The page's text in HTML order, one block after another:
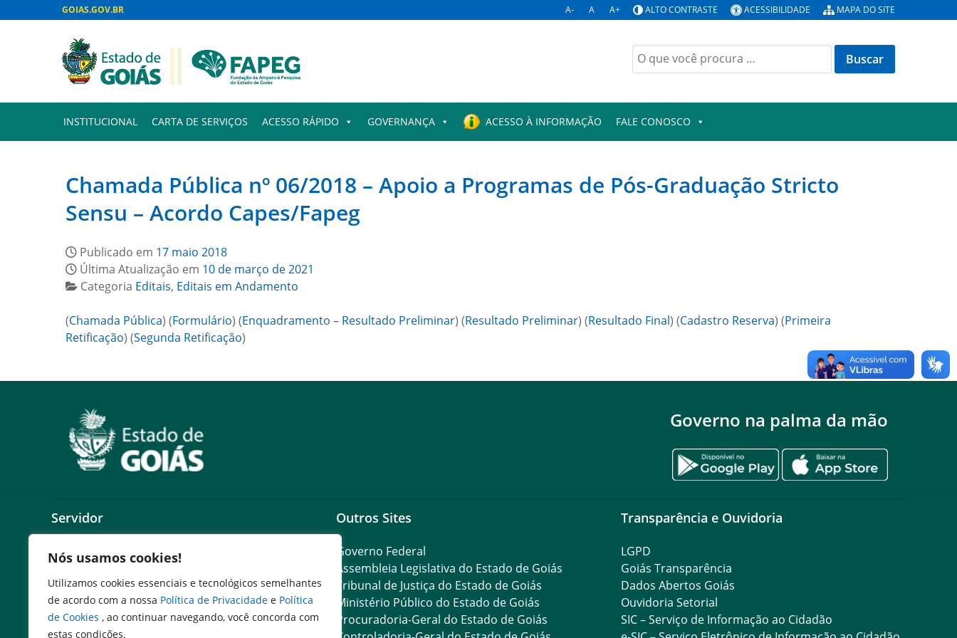
Nós usamos cookies!
Utilizamos cookies essenciais e tecnológicos semelhantes
de acordo com a nossa Política de Privacidade e Política
de Cookies , ao continuar navegando, você concorda com
estas condições.
GOIAS.GOV.BR A- A A+ ALTO CONTRASTE ACESSIBILIDADE MAPA DO SITE
Buscar
por:
INSTITUCIONAL CARTA DE SERVIÇOS ACESSO RÁPIDO GOVERNANÇA ACESSO À INFORMAÇÃO FALE CONOSCO
Chamada Pública nº 06/2018 – Apoio a Programas de Pós-Graduação Stricto
Sensu – Acordo Capes/Fapeg
Publicado em 17 maio 2018
Última Atualização em 10 de março de 2021
Categoria Editais, Editais em Andamento
(Chamada Pública) (Formulário) (Enquadramento – Resultado Preliminar) (Resultado Preliminar) (Resultado Final) (Cadastro Reserva) (Primeira
Retificação) (Segunda Retificação)
Governo na palma da mão
Servidor
Expresso Goiás
Expresso Servidor
SEI Governadoria
Cadastro de Autoridades
Outros Sites
Governo Federal
Assembleia Legislativa do Estado de Goiás
Tribunal de Justiça do Estado de Goiás
Ministério Público do Estado de Goiás
Procuradoria-Geral do Estado de Goiás
Transparência e Ouvidoria
LGPD
Goiás Transparência
Dados Abertos Goiás
Ouvidoria Setorial
SIC – Serviço de Informação ao Cidadão